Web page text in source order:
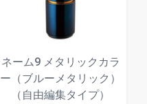
ネーム9 メタリックカラ
ー（ブルーメタリック）
（自由編集タイプ）